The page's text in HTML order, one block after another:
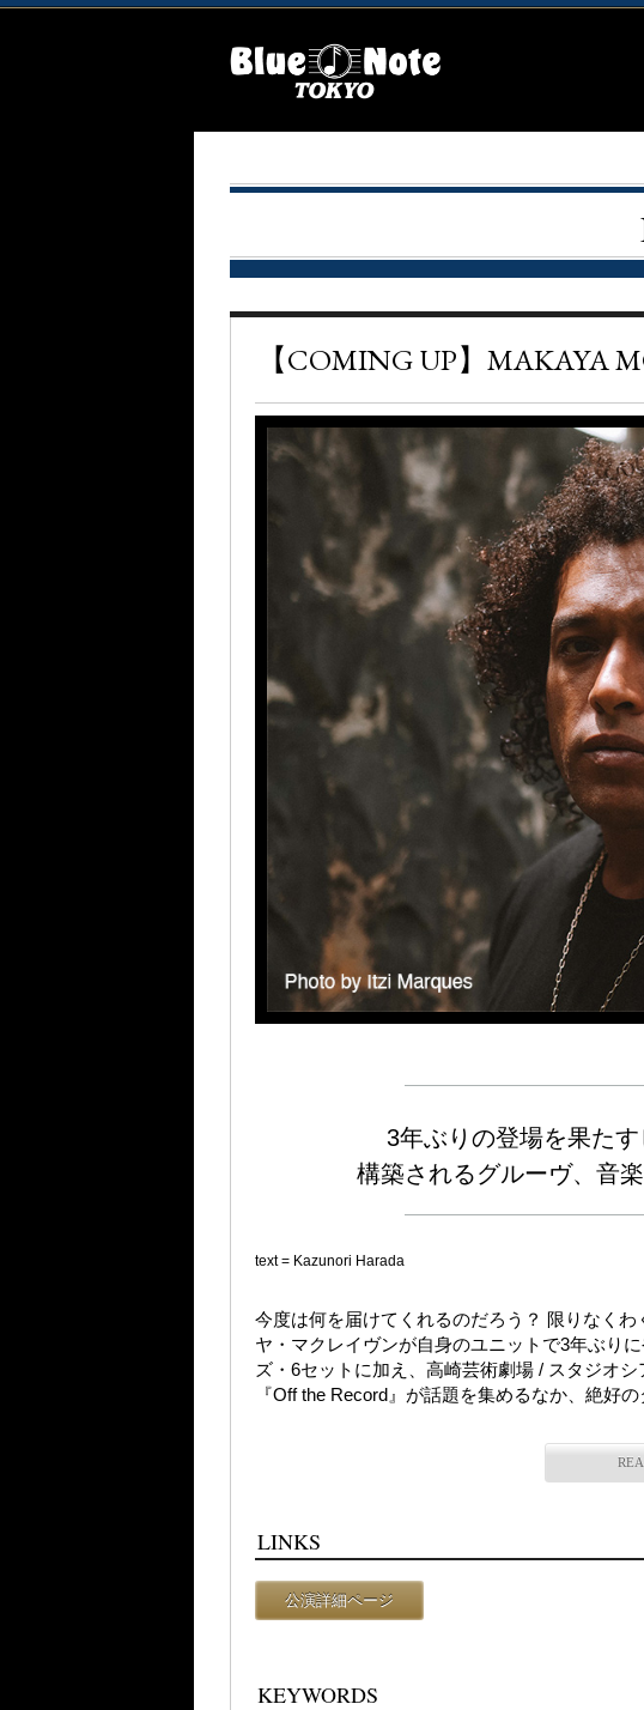
【COMING UP】MAKAYA
3年ぶりの登場を果た
構築されるグルーヴ、音
text = Kazunori Harada
今度は何を届けてくれるのだろう？ 限りなく
ヤ・マクレイヴンが自身のユニットで3年ぶり
ズ・6セットに加え、高崎芸術劇場 / スタジオ
『Off the Record』が話題を集めるなか、絶好
LINKS
公演詳細ページ
KEYWORDS